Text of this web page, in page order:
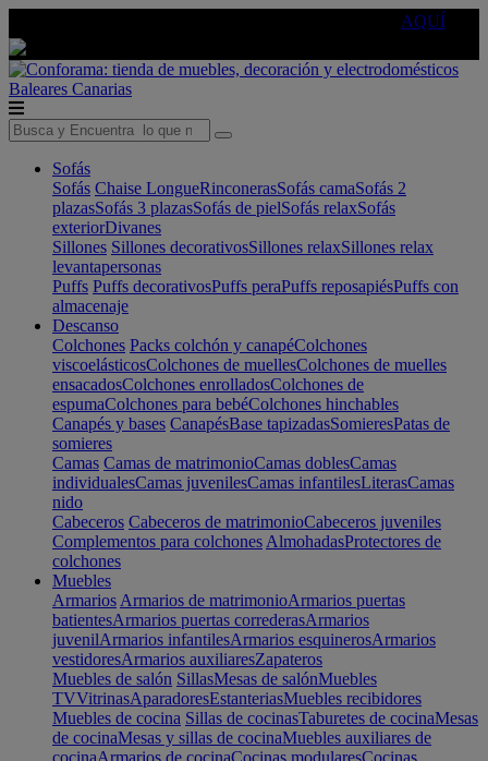
AQUÍ
Baleares Canarias
Sofás
Sofás Chaise LongueRinconerasSofás camaSofás 2
plazasSofás 3 plazasSofás de pielSofás relaxSofás
exteriorDivanes
Sillones Sillones decorativosSillones relaxSillones relax
levantapersonas
Puffs Puffs decorativosPuffs peraPuffs reposapiésPuffs con
almacenaje
Descanso
Colchones Packs colchón y canapéColchones
viscoelásticosColchones de muellesColchones de muelles
ensacadosColchones enrolladosColchones de
espumaColchones para bebéColchones hinchables
Canapés y bases CanapésBase tapizadasSomieresPatas de
somieres
Camas Camas de matrimonioCamas doblesCamas
individualesCamas juvenilesCamas infantilesLiterasCamas
nido
Cabeceros Cabeceros de matrimonioCabeceros juveniles
Complementos para colchones AlmohadasProtectores de
colchones
Muebles
Armarios Armarios de matrimonioArmarios puertas
batientesArmarios puertas correderasArmarios
juvenilArmarios infantilesArmarios esquinerosArmarios
vestidoresArmarios auxiliaresZapateros
Muebles de salón SillasMesas de salónMuebles
TVVitrinasAparadoresEstanteriasMuebles recibidores
Muebles de cocina Sillas de cocinasTaburetes de cocinaMesas
de cocinaMesas y sillas de cocinaMuebles auxiliares de
cocinaArmarios de cocinaCocinas modularesCocinas